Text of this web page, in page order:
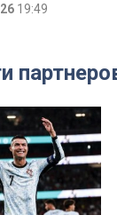
лучших
шесть
и те
доказал:
в руках
— это не порча
стрит-арт,
ничего общего
19:49